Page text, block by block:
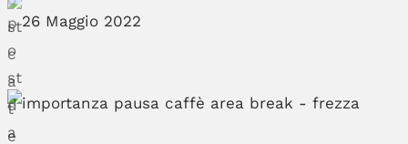
Downloads
26 Maggio 2022